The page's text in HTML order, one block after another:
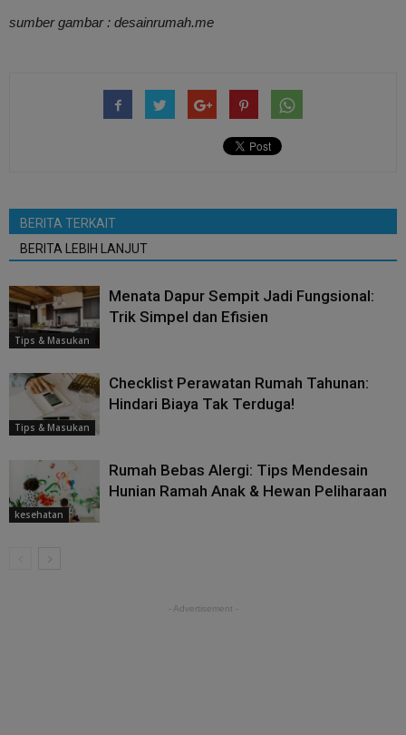
sumber gambar : desainrumah.me
BERITA TERKAIT
BERITA LEBIH LANJUT
Tips & Masukan
Menata Dapur Sempit Jadi Fungsional:
Trik Simpel dan Efisien
Tips & Masukan
Checklist Perawatan Rumah Tahunan:
Hindari Biaya Tak Terduga!
kesehatan
Rumah Bebas Alergi: Tips Mendesain
Hunian Ramah Anak & Hewan Peliharaan
- Advertisement -